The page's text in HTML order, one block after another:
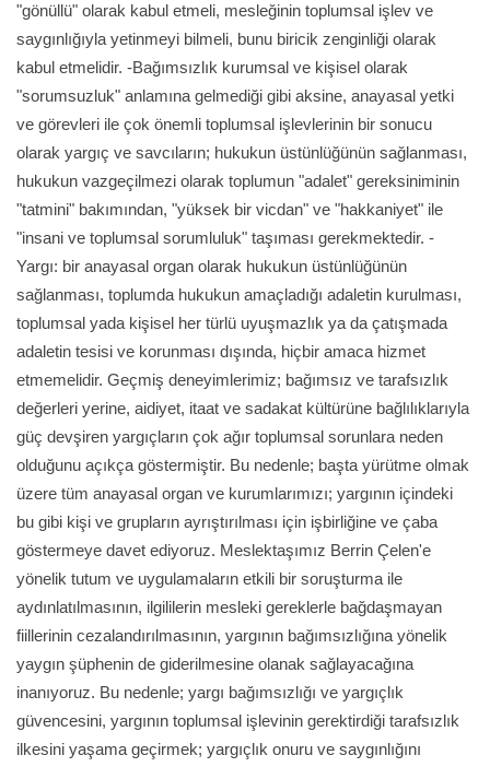
"gönüllü" olarak kabul etmeli, mesleğinin toplumsal işlev ve
saygınlığıyla yetinmeyi bilmeli, bunu biricik zenginliği olarak
kabul etmelidir. -Bağımsızlık kurumsal ve kişisel olarak
"sorumsuzluk" anlamına gelmediği gibi aksine, anayasal yetki
ve görevleri ile çok önemli toplumsal işlevlerinin bir sonucu
olarak yargıç ve savcıların; hukukun üstünlüğünün sağlanması,
hukukun vazgeçilmezi olarak toplumun "adalet" gereksiniminin
"tatmini" bakımından, "yüksek bir vicdan" ve "hakkaniyet" ile
"insani ve toplumsal sorumluluk" taşıması gerekmektedir. -
Yargı: bir anayasal organ olarak hukukun üstünlüğünün
sağlanması, toplumda hukukun amaçladığı adaletin kurulması,
toplumsal yada kişisel her türlü uyuşmazlık ya da çatışmada
adaletin tesisi ve korunması dışında, hiçbir amaca hizmet
etmemelidir. Geçmiş deneyimlerimiz; bağımsız ve tarafsızlık
değerleri yerine, aidiyet, itaat ve sadakat kültürüne bağlılıklarıyla
güç devşiren yargıçların çok ağır toplumsal sorunlara neden
olduğunu açıkça göstermiştir. Bu nedenle; başta yürütme olmak
üzere tüm anayasal organ ve kurumlarımızı; yargının içindeki
bu gibi kişi ve grupların ayrıştırılması için işbirliğine ve çaba
göstermeye davet ediyoruz. Meslektaşımız Berrin Çelen'e
yönelik tutum ve uygulamaların etkili bir soruşturma ile
aydınlatılmasının, ilgililerin mesleki gereklerle bağdaşmayan
fiillerinin cezalandırılmasının, yargının bağımsızlığına yönelik
yaygın şüphenin de giderilmesine olanak sağlayacağına
inanıyoruz. Bu nedenle; yargı bağımsızlığı ve yargıçlık
güvencesini, yargının toplumsal işlevinin gerektirdiği tarafsızlık
ilkesini yaşama geçirmek; yargıçlık onuru ve saygınlığını